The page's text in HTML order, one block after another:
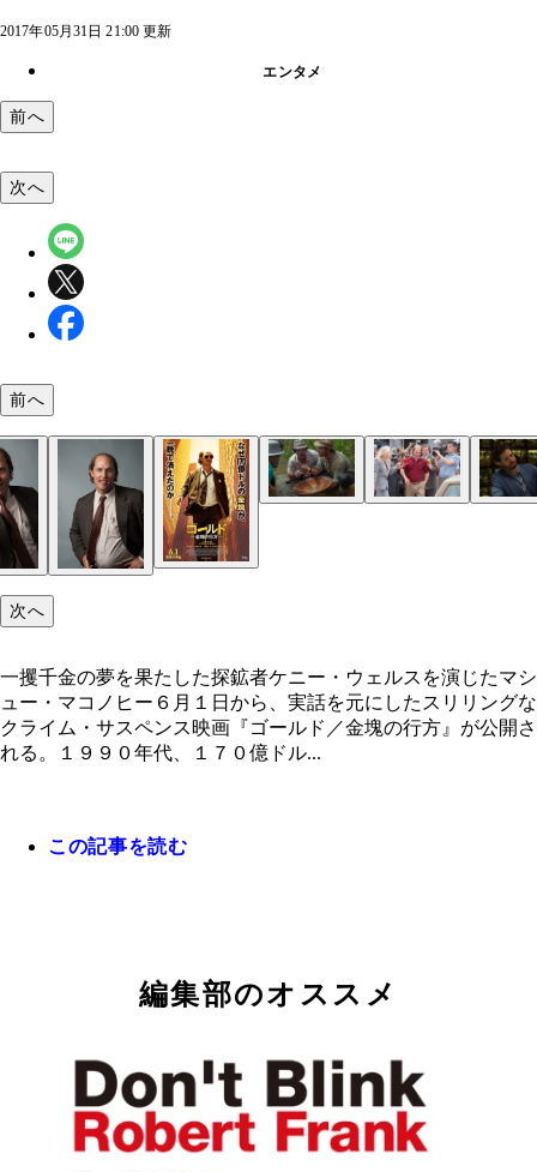
2017年05月31日 21:00 更新
エンタメ
前へ
ケニーは一攫千金を夢見、仲間たちと共に金鉱を
める
撮影開始前に肉体改造を行ったマシュー・マコノ
その風貌は、完全にだらしない中年のおっさん！
ケニーと共に金鉱を探す、謎めいた地質学者マイ
アコスタ。ケニーだけではなく、彼の存在もこの
金鉱の行方に一喜一憂する登場人物たちが、熱量
りに描かれている！
次へ
前へ
次へ
一攫千金の夢を果たした探鉱者ケニー・ウェルスを演じたマシ
ュー・マコノヒー６月１日から、実話を元にしたスリリングな
クライム・サスペンス映画『ゴールド／金塊の行方』が公開さ
れる。１９９０年代、１７０億ドル...
この記事を読む
編集部のオススメ